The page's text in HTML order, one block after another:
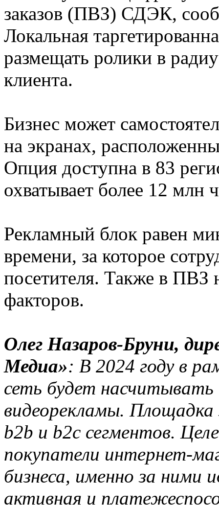
заказов (ПВЗ) СДЭК,
Локальная
размещать ролики в
клиента.
Бизнес может
на экранах,
Опция доступна в 83
охватывает более 12 млн
Рекламный блок равен
времени, за которое
посетителя. Также в ПВЗ
факторов.
Олег Назаров-Бруни,
Медиа»: В 2024 году в
сеть будет насчитывать
видеорекламы. Площадка
b2b и b2c сегментов.
покупатели интернет-
бизнеса, именно за
активная и